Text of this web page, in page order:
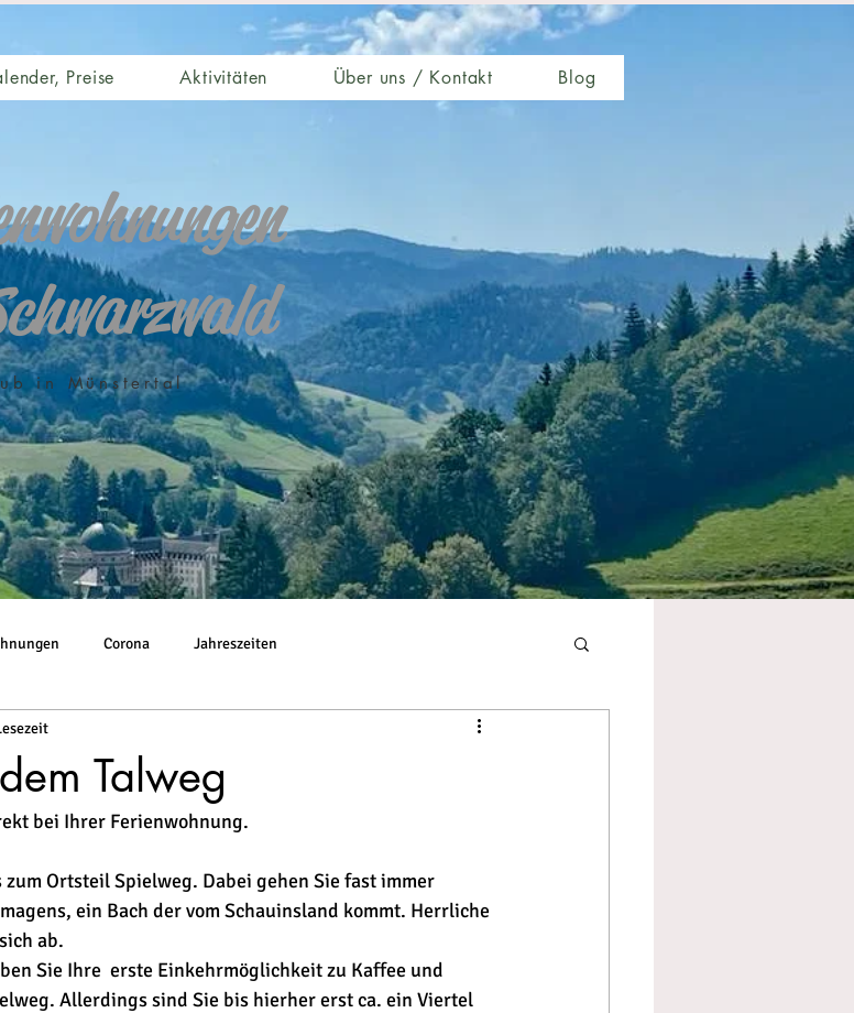
Preise Aktivitäten Über uns / Kontakt Blog
in Münstertal
Corona Jahreszeiten
Talweg
bei Ihrer Ferienwohnung.
Ortsteil Spielweg. Dabei gehen Sie fast immer
ein Bach der vom Schauinsland kommt. Herrliche
ab.
Sie Ihre  erste Einkehrmöglichkeit zu Kaffee und
Allerdings sind Sie bis hierher erst ca. ein Viertel